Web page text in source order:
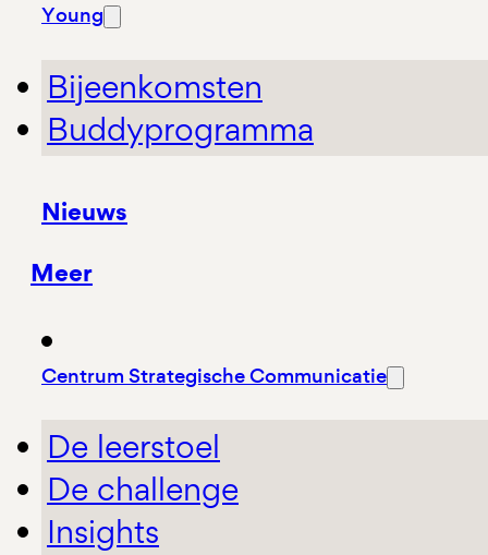
Young
Bijeenkomsten
Buddyprogramma
Nieuws
Meer
Centrum Strategische Communicatie
De leerstoel
De challenge
Insights